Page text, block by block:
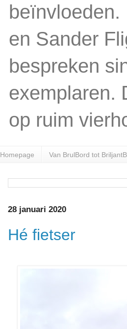
beïnvloeden.
en Sander
bespreken
exemplaren.
op ruim
Homepage Van BrulBord tot
28 januari 2020
Hé fietser